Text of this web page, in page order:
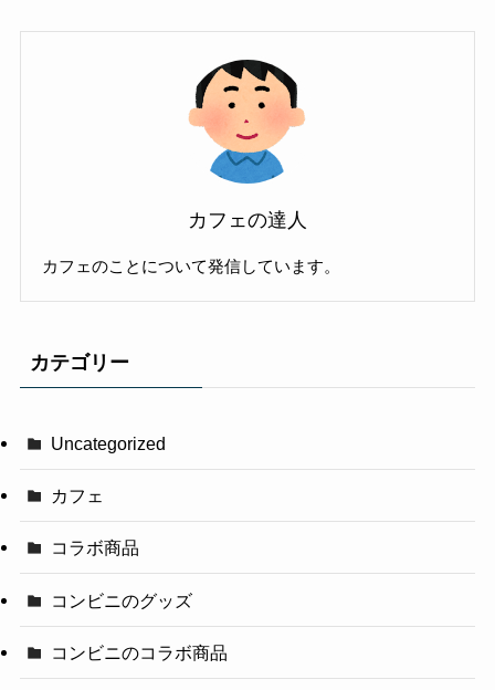
カフェの達人
カフェのことについて発信しています。
カテゴリー
Uncategorized
カフェ
コラボ商品
コンビニのグッズ
コンビニのコラボ商品